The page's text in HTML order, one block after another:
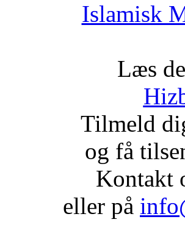
Islamisk
Læs
Tilmeld
og få
Kontakt
eller på